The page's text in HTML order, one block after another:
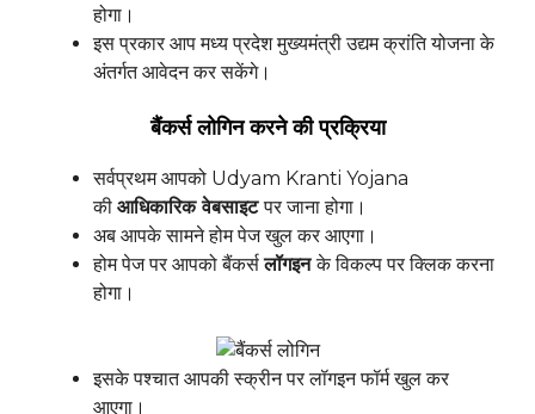
होगा।
इस प्रकार आप मध्य प्रदेश मुख्यमंत्री उद्यम क्रांति योजना के
अंतर्गत आवेदन कर सकेंगे।
बैंकर्स लोगिन करने की प्रक्रिया
सर्वप्रथम आपको Udyam Kranti Yojana
की आधिकारिक वेबसाइटपर जाना होगा।
अब आपके सामने होम पेज खुल कर आएगा।
होम पेज पर आपको बैंकर्सलॉगइनके विकल्प पर क्लिक करना
होगा।
इसके पश्चात आपकी स्क्रीन पर लॉगइन फॉर्म खुल कर
आएगा।